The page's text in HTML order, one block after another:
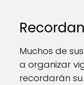
Muchos de
a organizar
recordarán